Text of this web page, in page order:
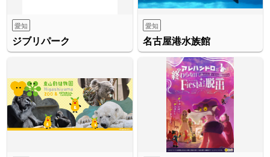
ジブリパーク
愛知
名古屋港水族館
愛知